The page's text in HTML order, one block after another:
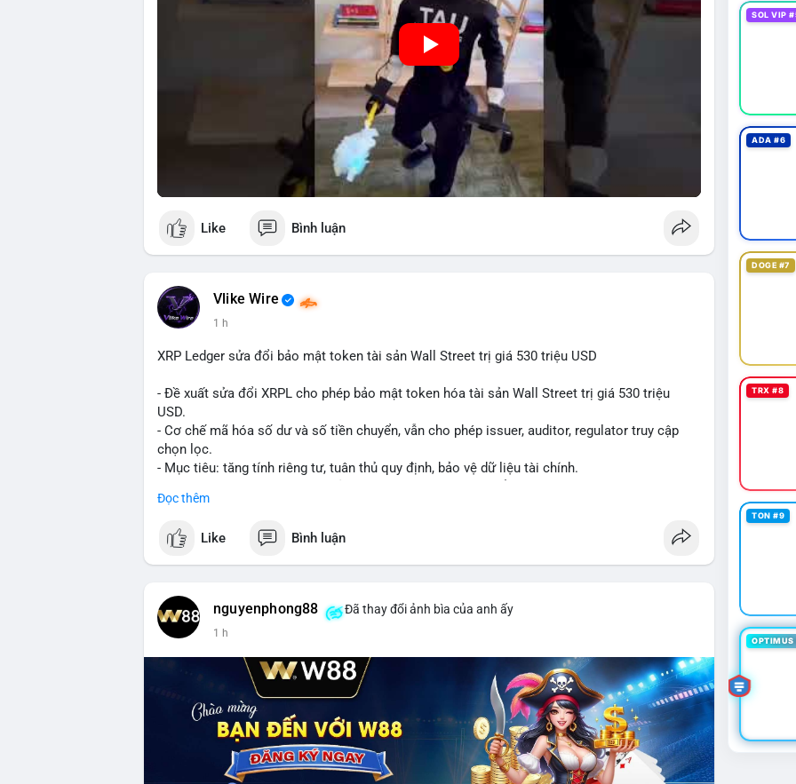
Like Bình luận
Vlike Wire
1 h
XRP Ledger sửa đổi bảo mật token tài sản Wall Street trị giá 530 triệu USD
- Đề xuất sửa đổi XRPL cho phép bảo mật token hóa tài sản Wall Street trị giá 530 triệu
USD.
- Cơ chế mã hóa số dư và số tiền chuyển, vẫn cho phép issuer, auditor, regulator truy cập
chọn lọc.
- Mục tiêu: tăng tính riêng tư, tuân thủ quy định, bảo vệ dữ liệu tài chính.
$xrp
#vlikevn
📰 Nguồn: CoinDesk
Đọc thêm
Like Bình luận
nguyenphong88 Đã thay đổi ảnh bìa của anh ấy
1 h
SOL VIP
ADA #6
DOGE #7
TRX #8
TON #9
OPTIMUS